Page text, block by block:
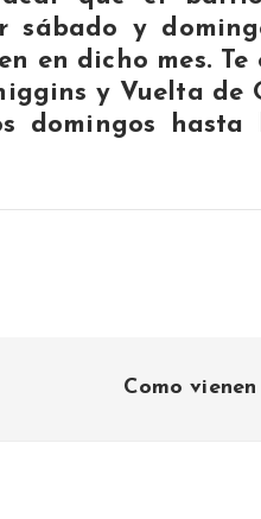
y
en dicho mes. Te
y Vuelta
hasta
Como